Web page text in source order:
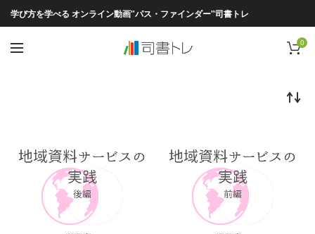
学び方を学べる オンライン動画"パス・ファインダー"司書トレ
0